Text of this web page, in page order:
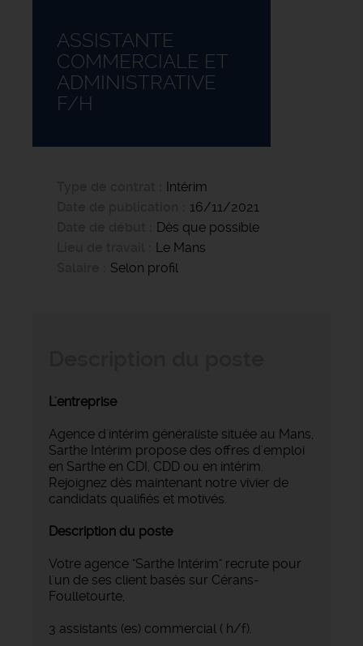
ASSISTANTE
COMMERCIALE ET
ADMINISTRATIVE
F/H
Intérim
16/11/2021
Dès que possible
Le Mans
Selon profil
L'entreprise
Agence d'intérim généraliste située au Mans,
Sarthe Intérim propose des offres d'emploi
en Sarthe en CDI, CDD ou en intérim.
Rejoignez dès maintenant notre vivier de
candidats qualifiés et motivés.
Description du poste
Votre agence "Sarthe Intérim" recrute pour
l'un de ses client basés sur Cérans-
Foulletourte,
3 assistants (es) commercial ( h/f).